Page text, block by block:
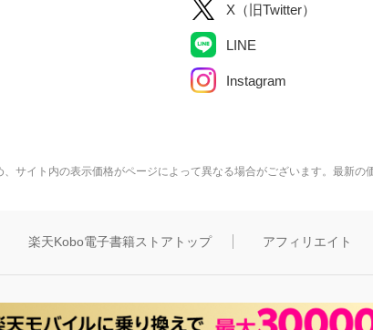
X（旧Twitter）
LINE
Instagram
サイト内の表示価格がページによって異なる場合がございます。最新の
楽天Kobo電子書籍ストアトップ アフィリエイト